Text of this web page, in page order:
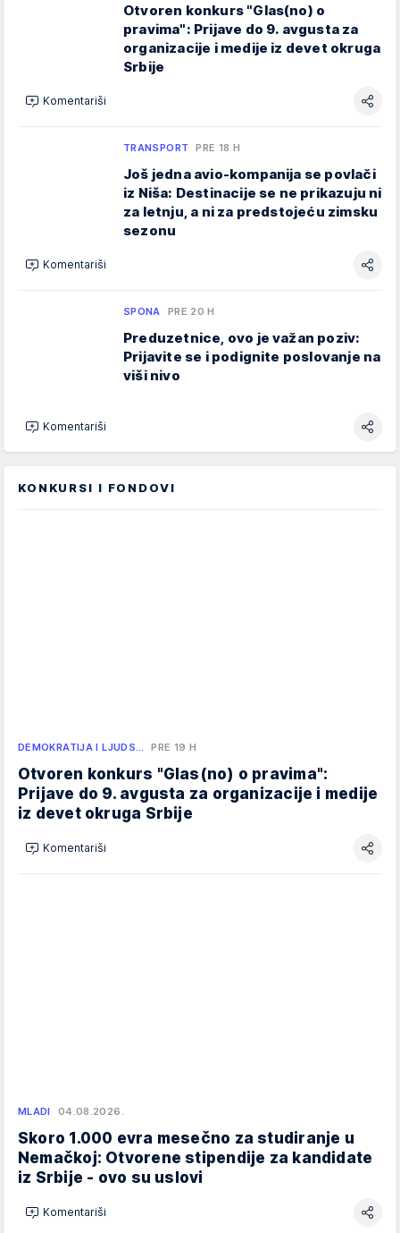
Otvoren konkurs "Glas(no) o
pravima": Prijave do 9. avgusta za
organizacije i medije iz devet okruga
Srbije
Komentariši
TRANSPORT PRE 18 H
Još jedna avio-kompanija se povlači
iz Niša: Destinacije se ne prikazuju ni
za letnju, a ni za predstojeću zimsku
sezonu
Komentariši
SPONA PRE 20 H
Preduzetnice, ovo je važan poziv:
Prijavite se i podignite poslovanje na
viši nivo
Komentariši
KONKURSI I FONDOVI
DEMOKRATIJA I LJUDS… PRE 19 H
Otvoren konkurs "Glas(no) o pravima":
Prijave do 9. avgusta za organizacije i medije
iz devet okruga Srbije
Komentariši
MLADI 04.08.2026.
Skoro 1.000 evra mesečno za studiranje u
Nemačkoj: Otvorene stipendije za kandidate
iz Srbije - ovo su uslovi
Komentariši